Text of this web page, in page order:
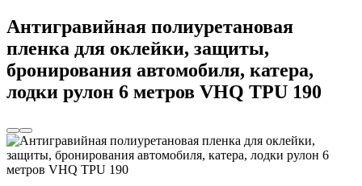
Антигравийная полиуретановая
пленка для оклейки, защиты,
бронирования автомобиля, катера,
лодки рулон 6 метров VHQ TPU 190